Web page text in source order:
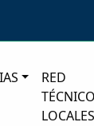
RED
LOCALES